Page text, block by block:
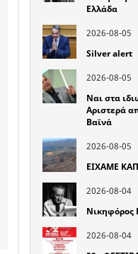
Ελλάδα
2026-08-05
Silver alert
2026-08-05
Ναι στα
Αριστερά
Βαϊνά
2026-08-05
ΕΙΧΑΜΕ
2026-08-04
Νικηφόρος
2026-08-04